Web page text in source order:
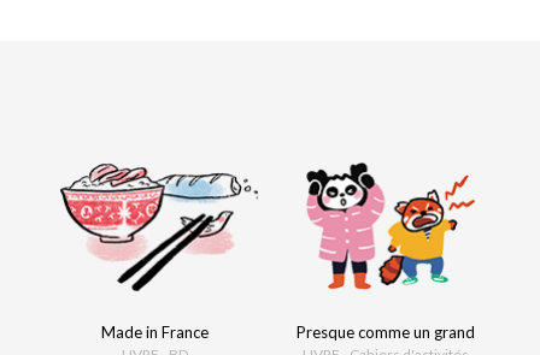
Made in France Presque comme un grand